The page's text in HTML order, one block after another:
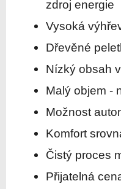
zdroj energie
Vysoká
Dřevěné
Nízký obsah
Malý objem -
Možnost
Komfort
Čistý proces
Přijatelná